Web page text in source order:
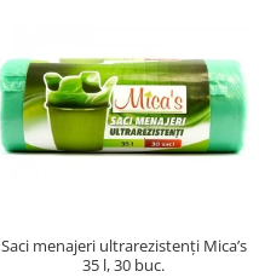
Saci menajeri ultrarezistenți Mica’s
35 l, 30 buc.